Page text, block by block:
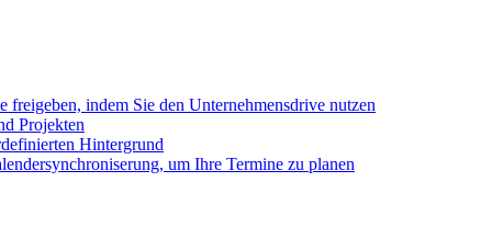
indem Sie den Unternehmensdrive nutzen
Projekten
Hintergrund
um Ihre Termine zu planen